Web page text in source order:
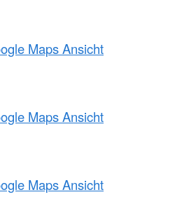
Maps Ansicht
Maps Ansicht
Maps Ansicht